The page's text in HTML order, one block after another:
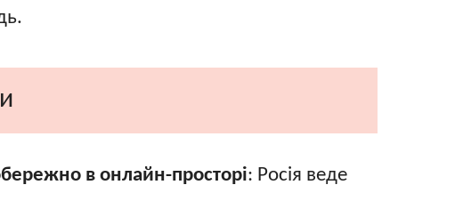
в онлайн-просторі: Росія веде